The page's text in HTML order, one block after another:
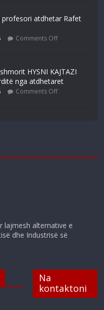
profesori atdhetar Rafet
Comments Off
HYSNI KAJTAZI
nga atdhetaret
Comments Off
lajmesh alternative e
dhe Industrisë së
Na
kontaktoni